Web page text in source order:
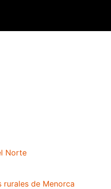
Norte
de Menorca